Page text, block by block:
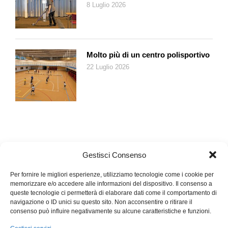
Gestisci Consenso
Per fornire le migliori esperienze, utilizziamo tecnologie come i cookie per
memorizzare e/o accedere alle informazioni del dispositivo. Il consenso a
queste tecnologie ci permetterà di elaborare dati come il comportamento di
navigazione o ID unici su questo sito. Non acconsentire o ritirare il
consenso può influire negativamente su alcune caratteristiche e funzioni.
8 Luglio 2026
Molto più di un centro polisportivo
22 Luglio 2026